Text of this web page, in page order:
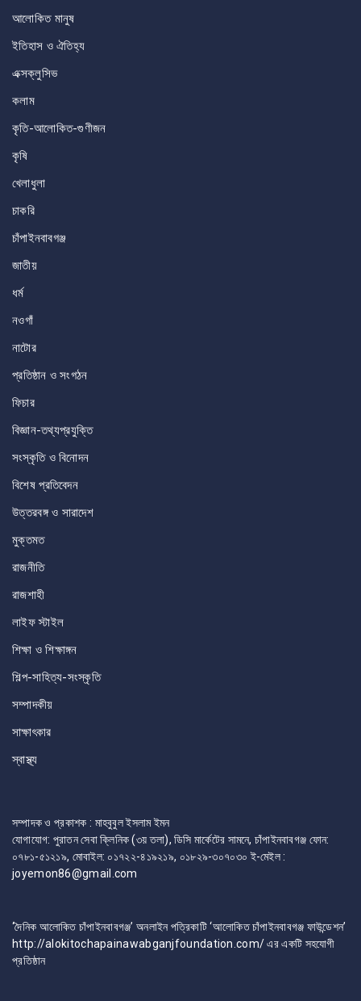
আলোকিত মানুষ
ইতিহাস ও ঐতিহ্য
এক্সক্লুসিভ
কলাম
কৃতি-আলোকিত-গুণীজন
কৃষি
খেলাধুলা
চাকরি
চাঁপাইনবাবগঞ্জ
জাতীয়
ধর্ম
নওগাঁ
নাটোর
প্রতিষ্ঠান ও সংগঠন
ফিচার
বিজ্ঞান-তথ্যপ্রযুক্তি
সংস্কৃতি ও বিনোদন
বিশেষ প্রতিবেদন
উত্তরবঙ্গ ও সারাদেশ
মুক্তমত
রাজনীতি
রাজশাহী
লাইফ স্টাইল
শিক্ষা ও শিক্ষাঙ্গন
শিল্প-সাহিত্য-সংস্কৃতি
সম্পাদকীয়
সাক্ষাৎকার
স্বাস্থ্য
সম্পাদক ও প্রকাশক : মাহবুবুল ইসলাম ইমন
যোগাযোগ: পুরাতন সেবা ক্লিনিক (৩য় তলা), ডিসি মার্কেটের সামনে, চাঁপাইনবাবগঞ্জ ফোন:
০৭৮১-৫১২১৯, মোবাইল: ০১৭২২-৪১৯২১৯, ০১৮২৯-৩০৭০৩০ ই-মেইল :
joyemon86@gmail.com
‘দৈনিক আলোকিত চাঁপাইনবাবগঞ্জ’ অনলাইন পত্রিকাটি ‘আলোকিত চাঁপাইনবাবগঞ্জ ফাউন্ডেশন’
http://alokitochapainawabganjfoundation.com/ এর একটি সহযোগী
প্রতিষ্ঠান